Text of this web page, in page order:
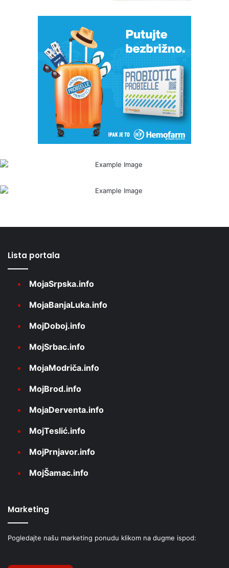
Lista portala
MojaSrpska.info
MojaBanjaLuka.info
MojDoboj.info
MojSrbac.info
MojaModriča.info
MojBrod.info
MojaDerventa.info
MojTeslić.info
MojPrnjavor.info
MojŠamac.info
Marketing
Pogledajte našu marketing ponudu klikom na dugme ispod: